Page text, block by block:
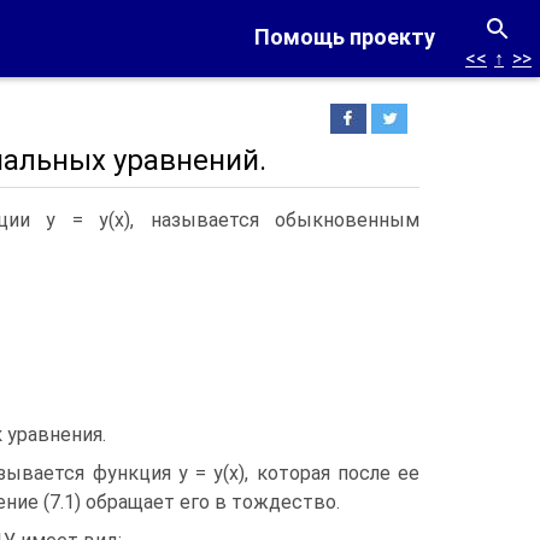
Помощь проекту
<< ↑ >>
уравнений.
y = y(x), называется обыкновенным
функция y = y(x), которая после ее
(7.1) обращает его в тождество.